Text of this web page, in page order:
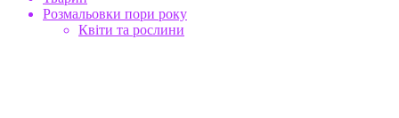
Розмальовки пори року
Квіти та рослини